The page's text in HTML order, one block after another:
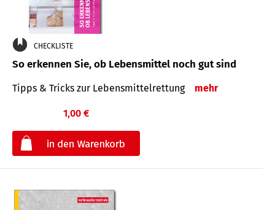
CHECKLISTE
So erkennen Sie, ob Lebensmittel noch gut sind
Tipps & Tricks zur Lebensmittelrettung mehr
1,00 €